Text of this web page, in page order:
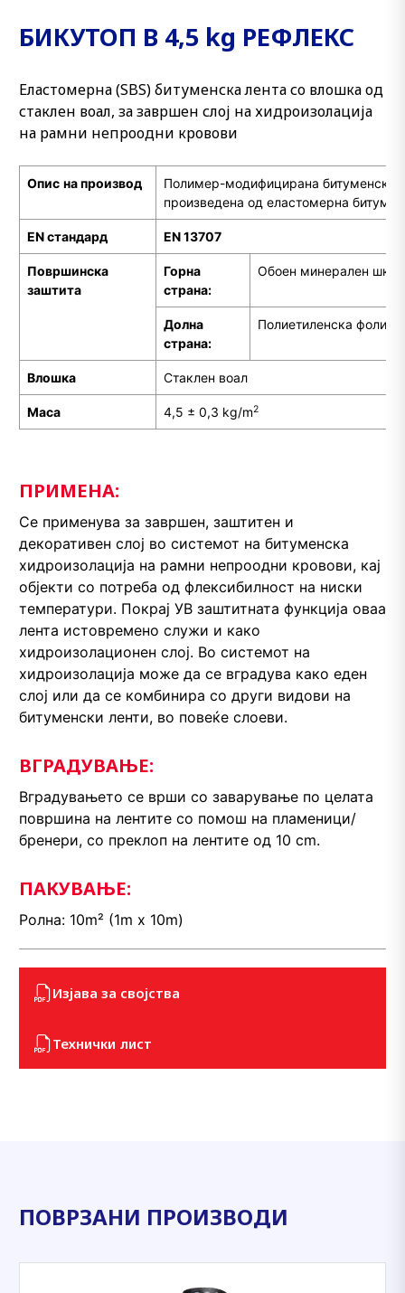
БИКУТОП В 4,5 kg РЕФЛЕКС
Еластомерна (SBS) битуменска лента со влошка од
стаклен воал, за завршен слој на хидроизолација
на рамни непроодни кровови
Опис на производ
Полимер-модифицирана битуменска
произведена од еластомерна
EN стандард EN 13707
Површинска
заштита
Горна
страна:
Обоен минерален
Долна
страна:
Полиетиленска фолија
Влошка Стаклен воал
Mаса 4,5 ± 0,3 kg/m2
ПРИМЕНА:
Се применува за завршен, заштитен и
декоративен слој во системот на битуменска
хидроизолација на рамни непроодни кровови, кај
објекти со потреба од флексибилност на ниски
температури. Покрај УВ заштитната функција оваа
лента истовремено служи и како
хидроизолационен слој. Во системот на
хидроизолација може да се вградува како еден
слој или да се комбинира со други видови на
битуменски ленти, во повеќе слоеви.
ВГРАДУВАЊЕ:
Вградувањето се врши со заварување по целата
површина на лентите со помош на пламеници/
бренери, со преклоп на лентите од 10 cm.
ПАКУВАЊЕ:
Ролна: 10m² (1m x 10m)
Изјава за својства
Технички лист
ПОВРЗАНИ ПРОИЗВОДИ